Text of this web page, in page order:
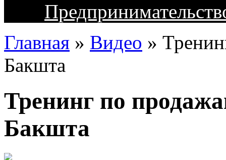
Главная » Видео »
Бакшта
Тренинг по
Бакшта